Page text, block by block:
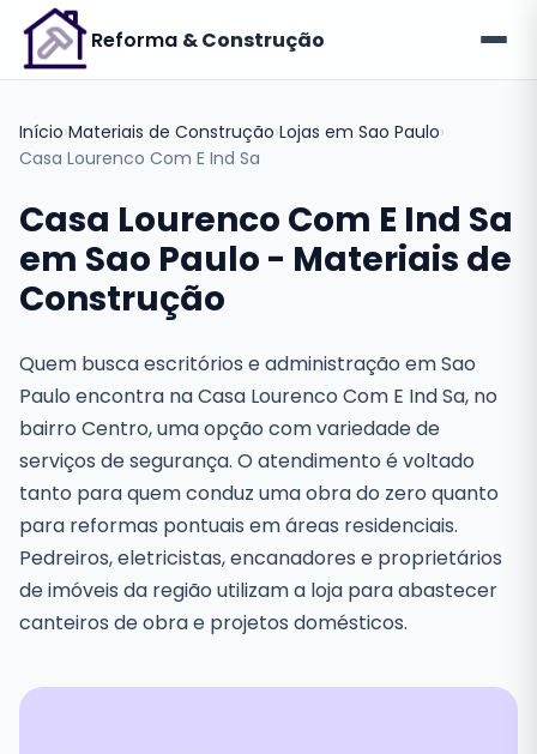
Reforma & Construção
Início›Materiais de Construção›Lojas em Sao Paulo›
Casa Lourenco Com E Ind Sa
Casa Lourenco Com E Ind Sa
em Sao Paulo - Materiais de
Construção
Quem busca escritórios e administração em Sao
Paulo encontra na Casa Lourenco Com E Ind Sa, no
bairro Centro, uma opção com variedade de
serviços de segurança. O atendimento é voltado
tanto para quem conduz uma obra do zero quanto
para reformas pontuais em áreas residenciais.
Pedreiros, eletricistas, encanadores e proprietários
de imóveis da região utilizam a loja para abastecer
canteiros de obra e projetos domésticos.